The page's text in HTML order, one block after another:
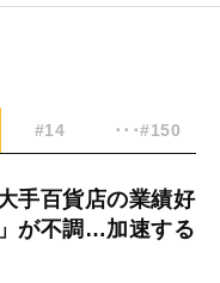
#14 ･･･#150
手百貨店の業績好
が不調…加速する